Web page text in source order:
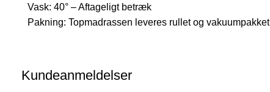
Vask: 40° – Aftageligt betræk
Pakning: Topmadrassen leveres rullet og vakuumpakket
Kundeanmeldelser